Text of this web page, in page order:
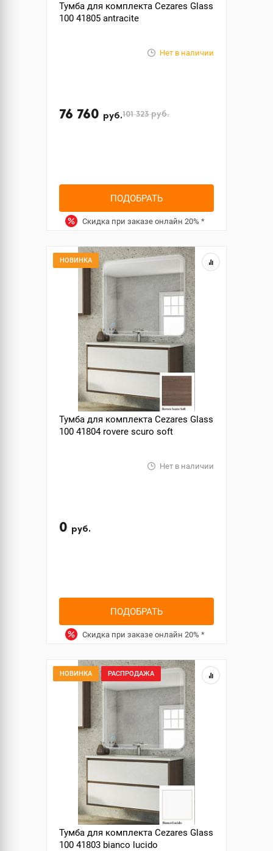
Тумба для комплекта Cezares Glass
100 41805 antracite
Нет в наличии
76 760 руб.101 323руб.
ПОДОБРАТЬ
Скидка при заказе онлайн 20% *
НОВИНКА
Тумба для комплекта Cezares Glass
100 41804 rovere scuro soft
Нет в наличии
0 руб.
ПОДОБРАТЬ
Скидка при заказе онлайн 20% *
НОВИНКА РАСПРОДАЖА
Тумба для комплекта Cezares Glass
100 41803 bianco lucido